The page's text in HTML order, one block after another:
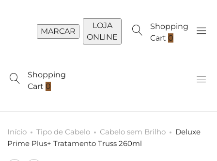
MARCAR
LOJA
ONLINE
Shopping
Cart 0
Shopping
Cart 0
Início Tipo de Cabelo Cabelo sem Brilho
Deluxe
Prime Plus+ Tratamento Truss 260ml